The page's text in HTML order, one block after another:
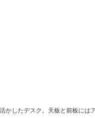
かしたデスク。天板と前板には